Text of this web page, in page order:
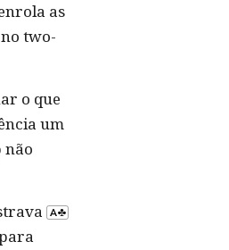
as
two-
o que
um
não